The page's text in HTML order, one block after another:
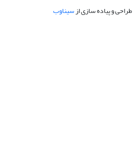
طراحی و پیاده سازی ازسیناوب